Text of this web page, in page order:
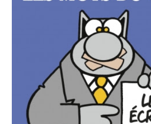
et peuplée par une tribu cannibale, s’avère
dangereuse… Et c’est précisément sur celle-
gouverneur de Tortuga et sa famille, venus
échoué après un long voyage… Mon avis :
dessinée que j'ai adorée. Cela fait quelques